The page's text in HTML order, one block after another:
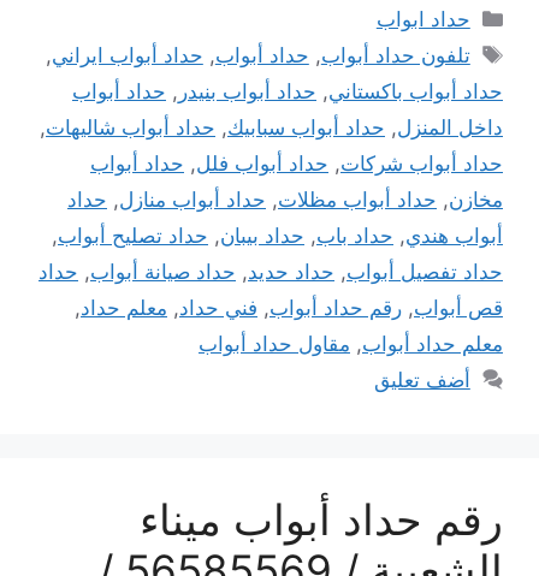
التصنيفات
حداد ابواب
الوسوم
تلفون حداد أبواب, حداد أبواب, حداد أبواب ايراني,
حداد أبواب باكستاني, حداد أبواب بنيدر , حداد أبواب
داخل المنزل, حداد أبواب سبابيك, حداد أبواب شاليهات,
حداد أبواب شركات, حداد أبواب فلل, حداد أبواب
مخازن, حداد أبواب مظلات, حداد أبواب منازل, حداد
أبواب هندي, حداد باب, حداد بيبان, حداد تصليح أبواب,
حداد تفصيل أبواب, حداد حديد, حداد صيانة أبواب, حداد
قص أبواب, رقم حداد أبواب, فني حداد, معلم حداد,
معلم حداد أبواب, مقاول حداد أبواب
أضف تعليق
رقم حداد أبواب ميناء